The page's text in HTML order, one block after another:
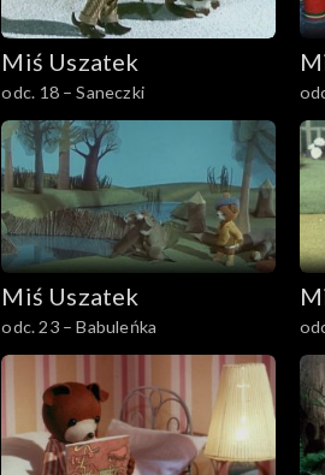
Miś Uszatek
odc. 18 – Saneczki
Miś Uszatek
odc. 23 – Babuleńka